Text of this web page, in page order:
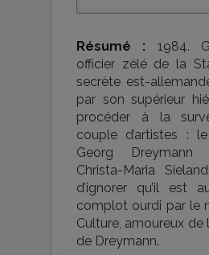
Résumé : 1984.
officier zélé de la
secrète est-
par son supérieur
procéder à la
couple d’artistes :
Georg Dreymann
Christa-Maria
d’ignorer qu’il est
complot ourdi par le
Culture, amoureux
de Dreymann.